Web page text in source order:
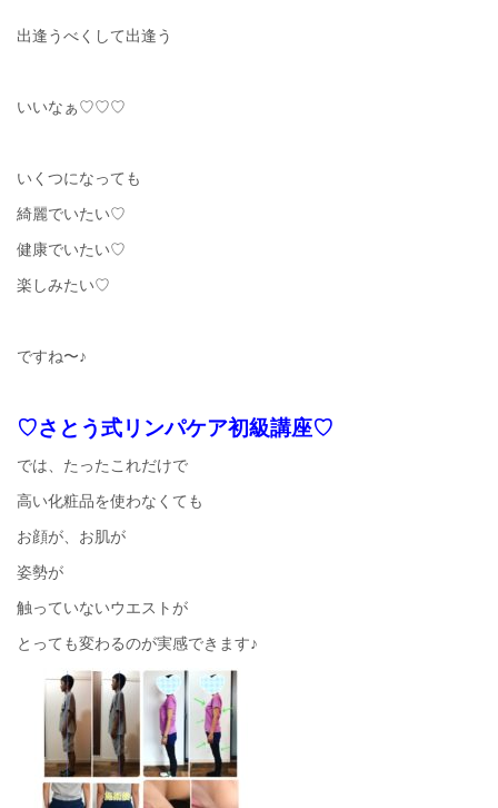
出逢うべくして出逢う
いいなぁ♡♡♡
いくつになっても
綺麗でいたい♡
健康でいたい♡
楽しみたい♡
ですね〜♪
♡さとう式リンパケア初級講座♡
では、たったこれだけで
高い化粧品を使わなくても
お顔が、お肌が
姿勢が
触っていないウエストが
とっても変わるのが実感できます♪